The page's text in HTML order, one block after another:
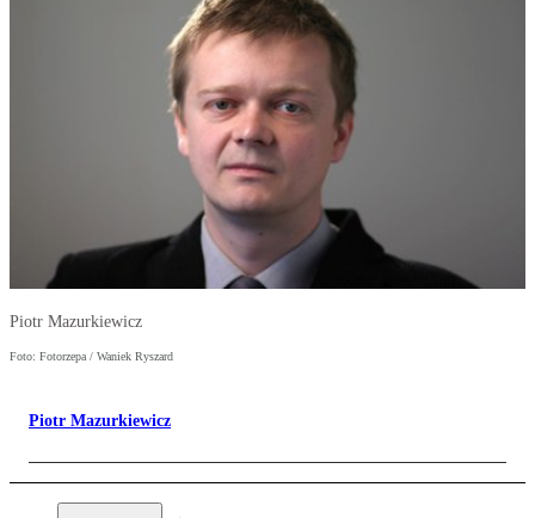
Piotr Mazurkiewicz
Foto: Fotorzepa / Waniek Ryszard
Piotr Mazurkiewicz